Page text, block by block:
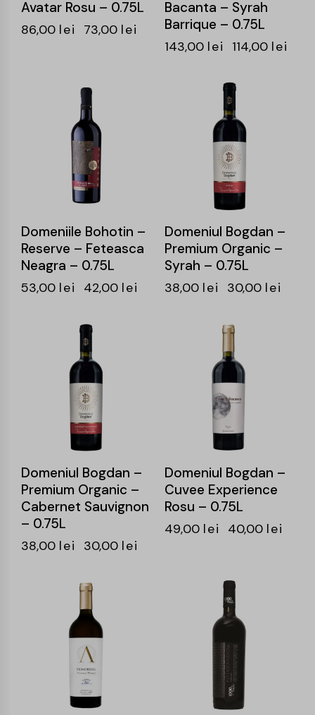
Avatar Rosu – 0.75L
86,00 lei 73,00 lei
Bacanta – Syrah
Barrique – 0.75L
143,00 lei 114,00 lei
Domeniile Bohotin –
Reserve – Feteasca
Neagra – 0.75L
53,00 lei 42,00 lei
Domeniul Bogdan –
Premium Organic –
Syrah – 0.75L
38,00 lei 30,00 lei
Domeniul Bogdan –
Premium Organic –
Cabernet Sauvignon
– 0.75L
38,00 lei 30,00 lei
Domeniul Bogdan –
Cuvee Experience
Rosu – 0.75L
49,00 lei 40,00 lei